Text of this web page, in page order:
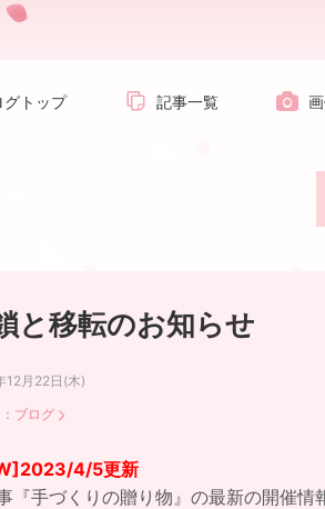
グトップ 記事一覧
と移転のお知らせ
12月22日(木)
ブログ
4/5更新
『手づくりの贈り物』の最新の開催情